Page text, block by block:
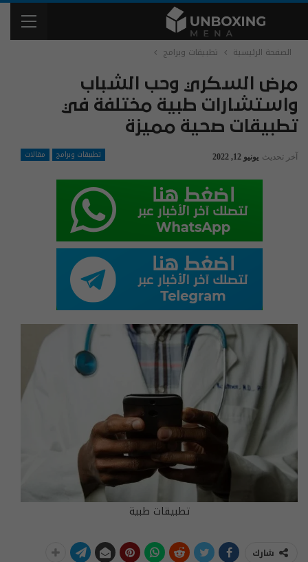
الصفحة الرئيسية تطبيقات وبرامج
مرض السكري وحب الشباب
واستشارات طبية مختلفة في
تطبيقات صحية مميزة
تطبيقات وبرامج مقالات آخر تحديث يونيو 12, 2022
تطبيقات طبية
شارك